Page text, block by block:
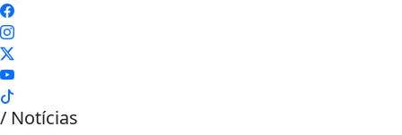
/ Notícias